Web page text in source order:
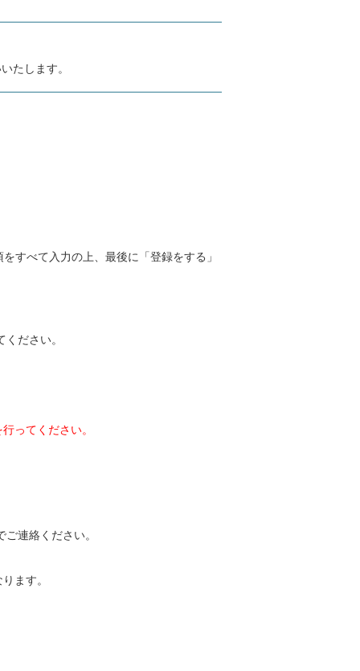
い合わせ
ンロード
たします。
すべて入力の上、最後に「登録をする」
ださい。
ってください。
ご連絡ください。
ます。